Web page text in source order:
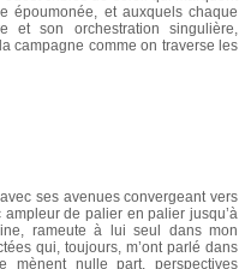
époumonée, et auxquels chaque
et son orchestration singulière,
campagne comme on traverse les
ses avenues convergeant vers
de palier en palier jusqu’à
rameute à lui seul dans mon
qui, toujours, m’ont parlé dans
mènent nulle part, perspectives